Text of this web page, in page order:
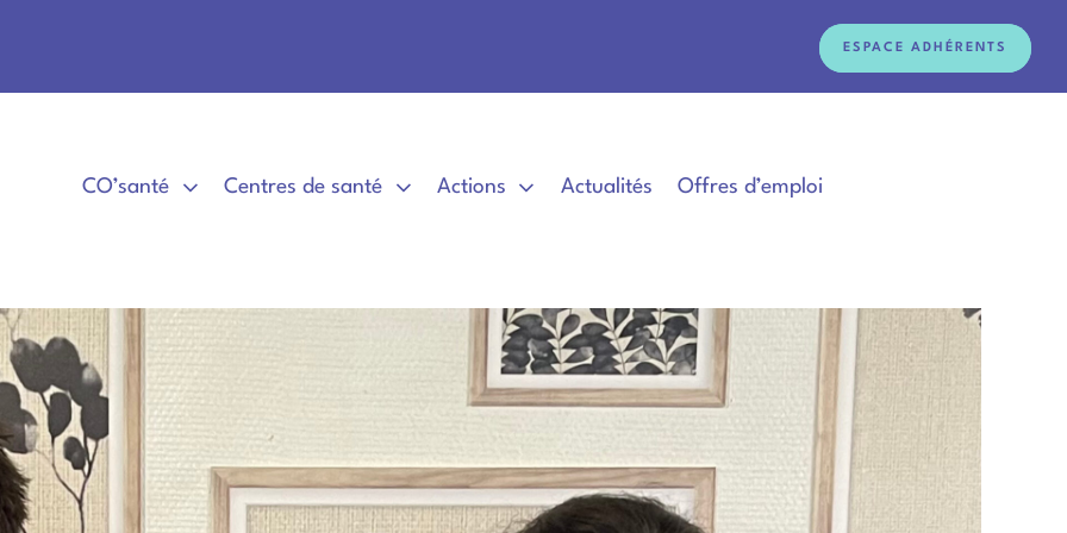
ESPACE ADHÉRENTS
CO’santé Centres de santé Actions Actualités Offres d’emploi